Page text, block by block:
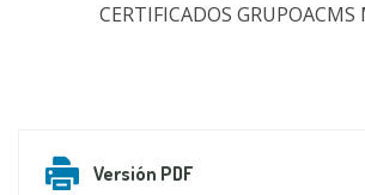
CERTIFICADOS GRUPOACMS
Versión PDF